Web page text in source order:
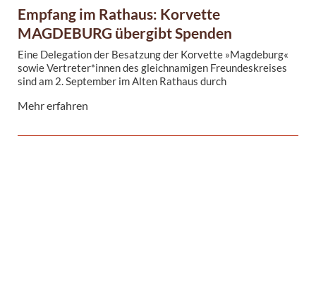
Empfang im Rathaus: Korvette
MAGDEBURG übergibt Spenden
Eine Delegation der Besatzung der Korvette »Magdeburg«
sowie Vertreter*innen des gleichnamigen Freundeskreises
sind am 2. September im Alten Rathaus durch
Anlass des Empfangs war die Übergabe einer Spende in Höhe
Mehr erfahren